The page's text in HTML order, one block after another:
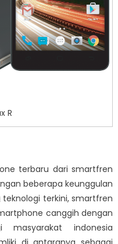
R
terbaru dari smartfren
beberapa keunggulan
terkini, smartfren
canggih dengan
indonesia